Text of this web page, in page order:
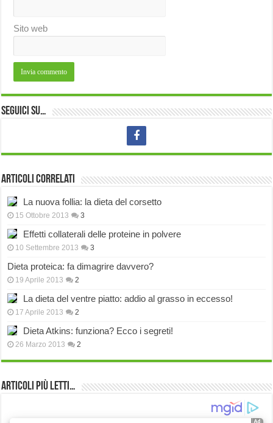
Sito web
Seguici su…
Articoli correlati
La nuova follia: la dieta del corsetto
15 Ottobre 2013 3
Effetti collaterali delle proteine in polvere
10 Settembre 2013 3
Dieta proteica: fa dimagrire davvero?
19 Aprile 2013 2
La dieta del ventre piatto: addio al grasso in eccesso!
17 Aprile 2013 2
Dieta Atkins: funziona? Ecco i segreti!
26 Marzo 2013 2
Articoli più Letti…